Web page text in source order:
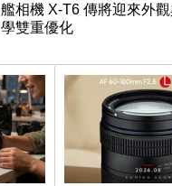
艦相機 X-T6 傳將迎來外
學雙重優化